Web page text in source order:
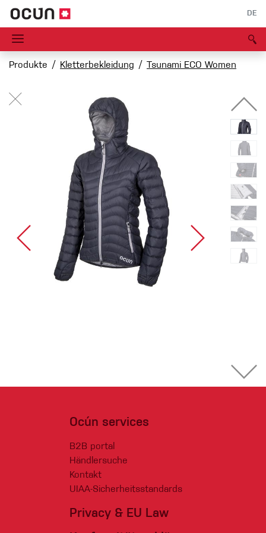
DE
Produkte Kletterbekleidung Tsunami ECO Women
Ocún services
B2B portal
Händlersuche
Kontakt
UIAA-Sicherheitsstandards
Privacy & EU Law